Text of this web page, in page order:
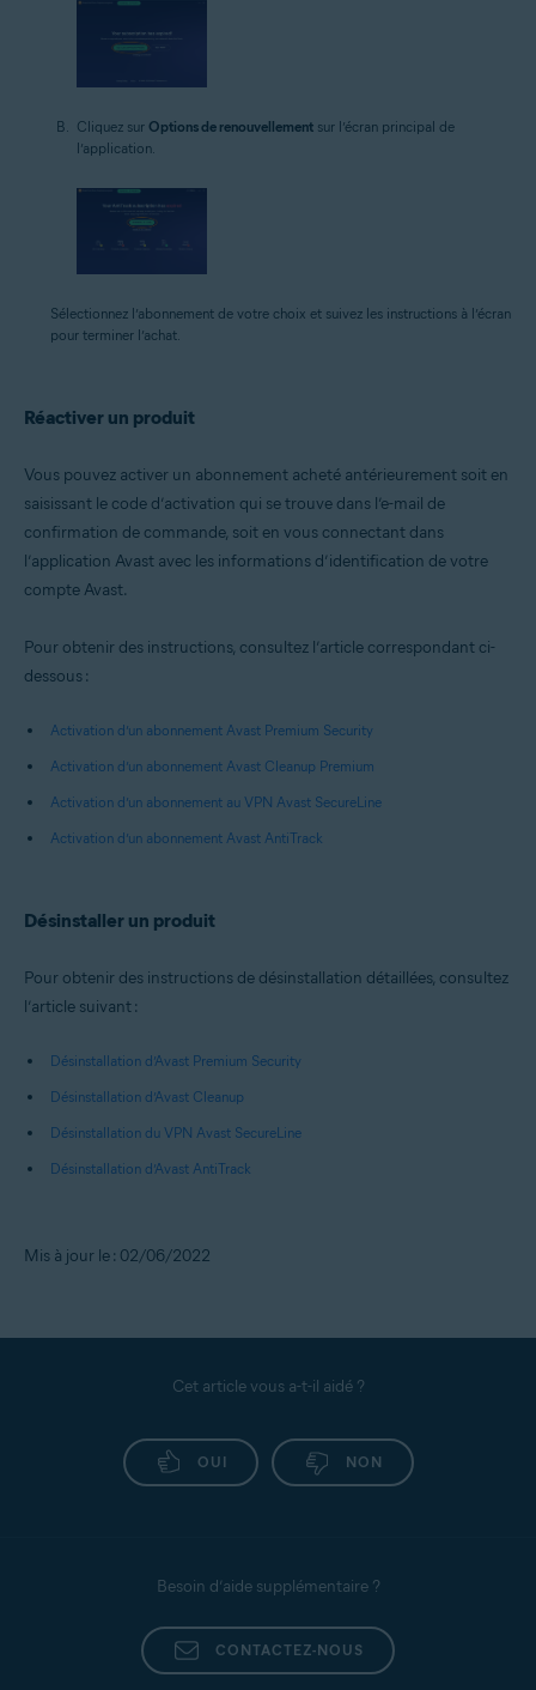
Cliquez sur Options de renouvellement sur l’écran principal de
l’application.
Sélectionnez l’abonnement de votre choix et suivez les instructions à l’écran
pour terminer l’achat.
Réactiver un produit
Vous pouvez activer un abonnement acheté antérieurement soit en
saisissant le code d’activation qui se trouve dans l’e-mail de
confirmation de commande, soit en vous connectant dans
l’application Avast avec les informations d’identification de votre
compte Avast.
Pour obtenir des instructions, consultez l’article correspondant ci-
dessous :
Activation d’un abonnement Avast Premium Security
Activation d’un abonnement Avast Cleanup Premium
Activation d’un abonnement au VPN Avast SecureLine
Activation d’un abonnement Avast AntiTrack
Désinstaller un produit
Pour obtenir des instructions de désinstallation détaillées, consultez
l’article suivant :
Désinstallation d’Avast Premium Security
Désinstallation d’Avast Cleanup
Désinstallation du VPN Avast SecureLine
Désinstallation d’Avast AntiTrack
Mis à jour le : 02/06/2022
Cet article vous a-t-il aidé ?
OUI NON
Besoin d’aide supplémentaire ?
CONTACTEZ-NOUS